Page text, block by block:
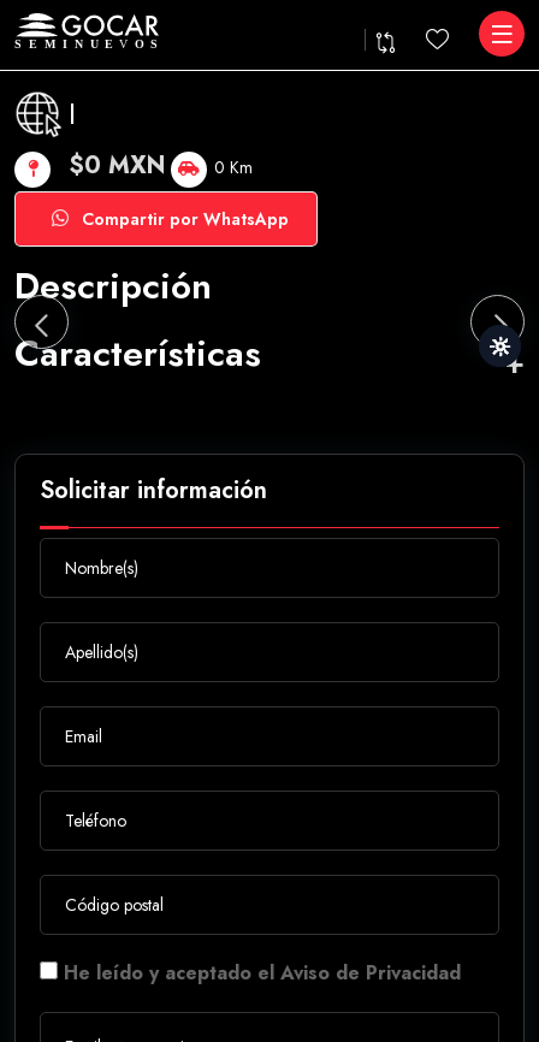
|
$0 MXN 0 Km
Compartir por WhatsApp
Descripción
Características
Solicitar información
He leído y aceptado el Aviso de Privacidad